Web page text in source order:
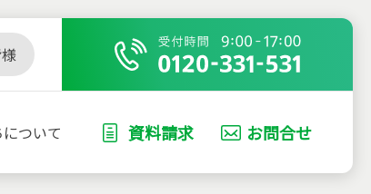
ついて 資料請求 お問合せ